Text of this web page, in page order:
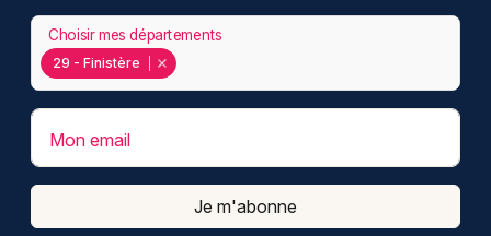
29 - Finistère
Choisir mes départements
Mon email
Je m'abonne